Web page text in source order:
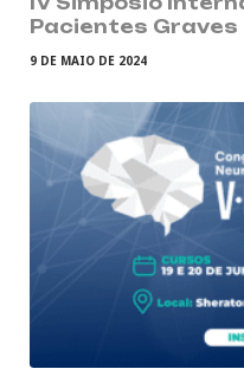
Pacientes Graves
9 DE MAIO DE 2024